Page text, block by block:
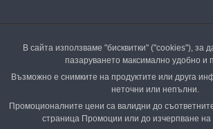
В сайта използваме "бисквитки" ("cookies"), за
пазаруването максимално удобно и
Възможно е снимките на продуктите или друга
неточни или непълни.
Промоционалните цени са валидни до
страница Промоции или до изчерпване на